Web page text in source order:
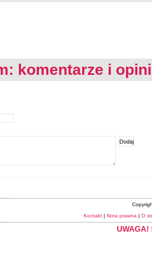
komentarze i
Kontakt | Nota prawna | O
UWAGA!